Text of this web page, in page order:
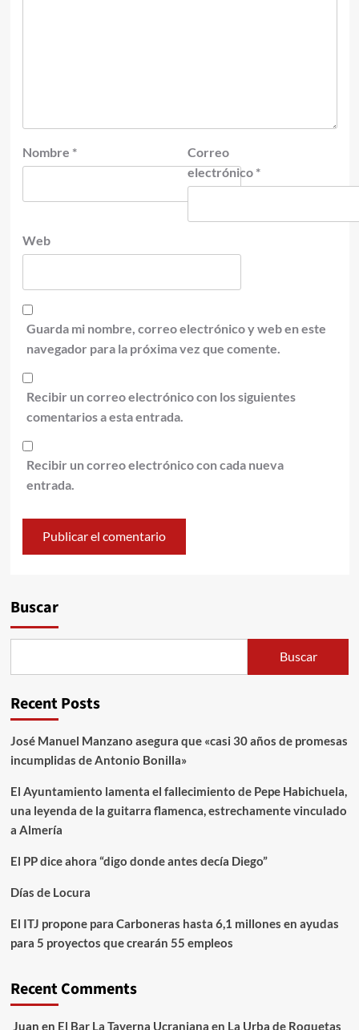
Nombre *
Correo
electrónico *
Web
Guarda mi nombre, correo electrónico y web en este
navegador para la próxima vez que comente.
Recibir un correo electrónico con los siguientes
comentarios a esta entrada.
Recibir un correo electrónico con cada nueva
entrada.
Buscar
Buscar
Recent Posts
José Manuel Manzano asegura que «casi 30 años de promesas
incumplidas de Antonio Bonilla»
El Ayuntamiento lamenta el fallecimiento de Pepe Habichuela,
una leyenda de la guitarra flamenca, estrechamente vinculado
a Almería
El PP dice ahora “digo donde antes decía Diego”
Días de Locura
El ITJ propone para Carboneras hasta 6,1 millones en ayudas
para 5 proyectos que crearán 55 empleos
Recent Comments
Juan en El Bar La Taverna Ucraniana en La Urba de Roquetas